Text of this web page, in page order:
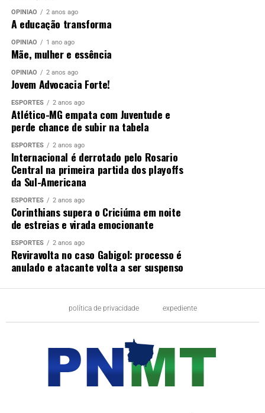
OPINIÃO 2 anos ago
A educação transforma
OPINIÃO 1 ano ago
Mãe, mulher e essência
OPINIÃO 2 anos ago
Jovem Advocacia Forte!
ESPORTES 2 anos ago
Atlético-MG empata com Juventude e
perde chance de subir na tabela
ESPORTES 2 anos ago
Internacional é derrotado pelo Rosario
Central na primeira partida dos playoffs
da Sul-Americana
ESPORTES 2 anos ago
Corinthians supera o Criciúma em noite
de estreias e virada emocionante
ESPORTES 2 anos ago
Reviravolta no caso Gabigol: processo é
anulado e atacante volta a ser suspenso
política de privacidade expediente